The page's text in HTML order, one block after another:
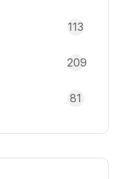
113
209
81